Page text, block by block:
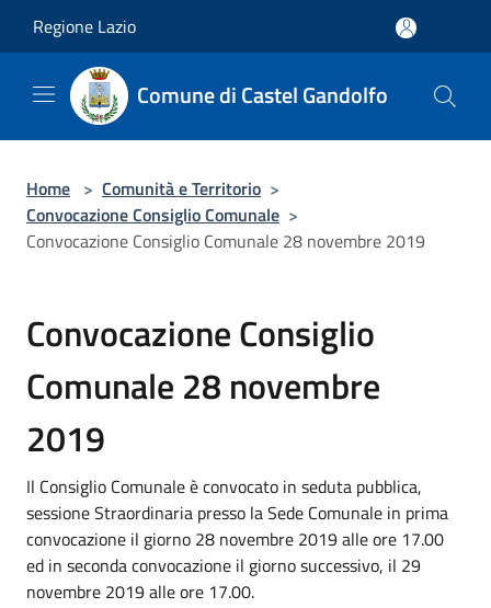
Regione Lazio
Comune di Castel Gandolfo
Home > Comunità e Territorio >
Convocazione Consiglio Comunale >
Convocazione Consiglio Comunale 28 novembre 2019
Convocazione Consiglio
Comunale 28 novembre
2019
Il Consiglio Comunale è convocato in seduta pubblica,
sessione Straordinaria presso la Sede Comunale in prima
convocazione il giorno 28 novembre 2019 alle ore 17.00
ed in seconda convocazione il giorno successivo, il 29
novembre 2019 alle ore 17.00.